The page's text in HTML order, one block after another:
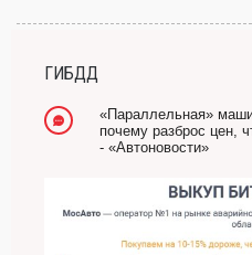
-- Лучшее, что можно сделать с
Он никогда не бывает полезен
ГИБДД
«Параллельная»
почему разброс цен,
- «Автоновости»